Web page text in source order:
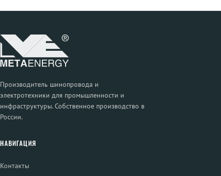
Производитель шинопровода и
электротехники для промышленности и
инфраструктуры. Собственное производство в
России.
НАВИГАЦИЯ
Контакты